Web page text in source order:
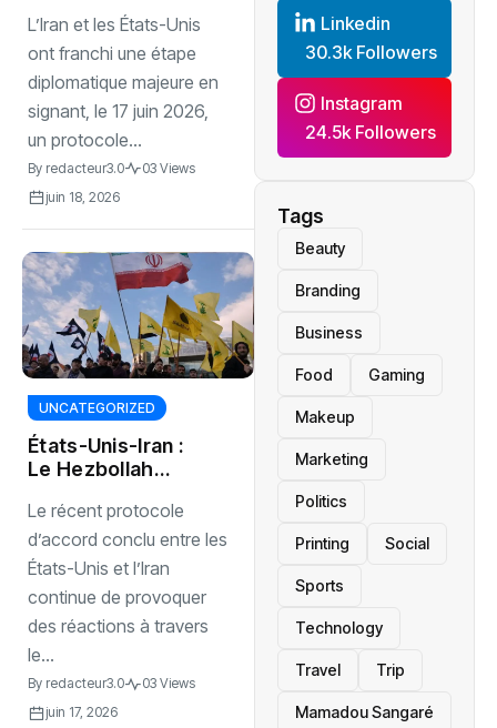
paix
L’Iran et les États-Unis
ont franchi une étape
diplomatique majeure en
signant, le 17 juin 2026,
un protocole...
By redacteur3.0
03 Views
juin 18, 2026
UNCATEGORIZED
États-Unis-Iran :
Le Hezbollah
agir
Le récent protocole
d’accord conclu entre les
États-Unis et l’Iran
continue de provoquer
des réactions à travers
le...
By redacteur3.0
03 Views
juin 17, 2026
Linkedin
30.3k Followers
Instagram
24.5k Followers
Tags
Beauty
Branding
Business
Food Gaming
Makeup
Marketing
Politics
Printing Social
Sports
Technology
Travel Trip
Mamadou Sangaré